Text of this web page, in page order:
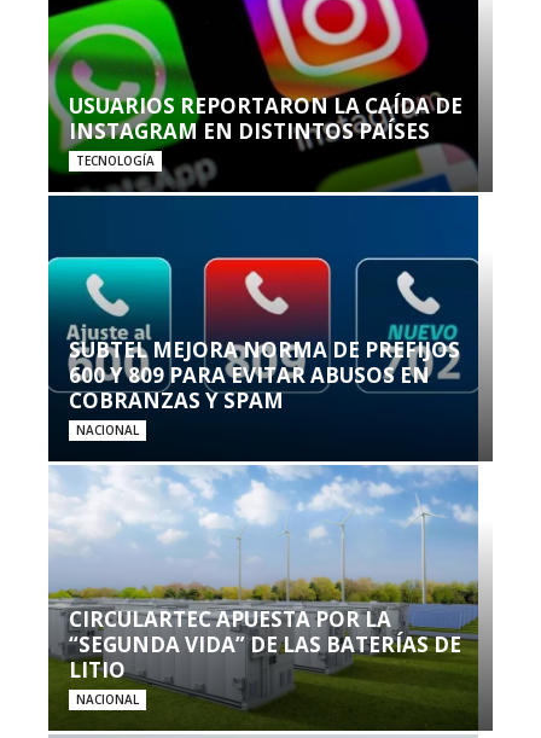
USUARIOS REPORTARON LA CAÍDA DE
INSTAGRAM EN DISTINTOS PAÍSES
TECNOLOGÍA
SUBTEL MEJORA NORMA DE PREFIJOS
600 Y 809 PARA EVITAR ABUSOS EN
COBRANZAS Y SPAM
NACIONAL
CIRCULARTEC APUESTA POR LA
“SEGUNDA VIDA” DE LAS BATERÍAS DE
LITIO
NACIONAL